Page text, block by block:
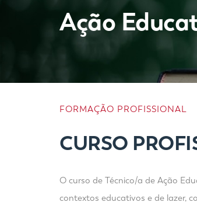
Ação
FORMAÇÃO PROFISSIONAL
CURSO
O curso de Técnico/a de Ação
contextos educativos e de lazer,